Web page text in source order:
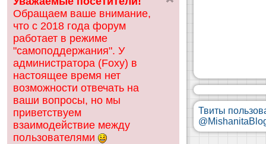
Обращаем ваше внимание,
что с 2018 года форум
работает в режиме
"самоподдержания". У
администратора (Foxy) в
настоящее время нет
возможности отвечать на
ваши вопросы, но мы
приветствуем
взаимодействие между
пользователями
Твиты